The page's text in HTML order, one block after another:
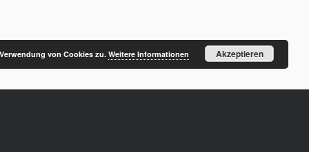
von Cookies zu.Weitere Informationen Akzeptieren